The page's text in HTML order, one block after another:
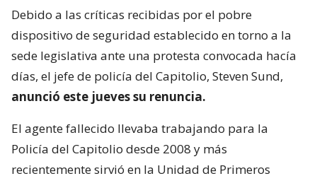
Debido a las críticas recibidas por el pobre
dispositivo de seguridad establecido en torno a la
sede legislativa ante una protesta convocada hacía
días, el jefe de policía del Capitolio, Steven Sund,
anunció este jueves su renuncia.
El agente fallecido llevaba trabajando para la
Policía del Capitolio desde 2008 y más
recientemente sirvió en la Unidad de Primeros